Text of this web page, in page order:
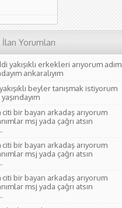
Yorumları
yakışıklı erkekleri arıyorum adım
ankaralıyım
beyler tanışmak istiyorum
citi bir bayan arkadaş arıyorum
msj yada çağrı atsın
citi bir bayan arkadaş arıyorum
msj yada çağrı atsın
citi bir bayan arkadaş arıyorum
msj yada çağrı atsın